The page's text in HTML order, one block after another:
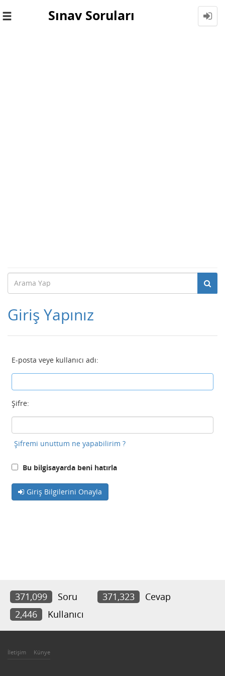
Toggle
Sınav Soruları
Giriş Yapınız
E-posta veye kullanıcı adı:
Şifre:
Şifremi unuttum ne yapabilirim ?
Bu bilgisayarda beni hatırla
Giriş Bilgilerini Onayla
371,099 Soru 371,323
Cevap
2,446
Kullanıcı
İletişim Künye